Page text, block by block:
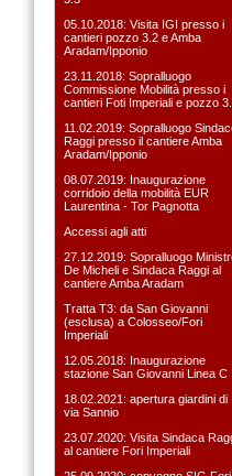
05.10.2018: Visita IGI presso i
cantieri pozzo 3.2 e Amba
Aradam/Ipponio
23.11.2018: Sopralluogo
Commissione Mobilità presso i
cantieri Foti Imperiali e pozzo
11.02.2019: Sopralluogo
Raggi presso il cantiere Amba
Aradam/Ipponio
08.07.2019: Inaugurazione
corridoio della mobilità EUR
Laurentina - Tor Pagnotta
Accessi agli atti
27.12.2019: Sopralluogo
De Micheli e Sindaca Raggi al
cantiere Amba Aradam
Tratta T3: da San Giovanni
(esclusa) a Colosseo/Fori
Imperiali
12.05.2018: Inaugurazione
stazione San Giovanni Linea C
18.02.2021: apertura giardini di
via Sannio
23.07.2020: Visita Sindaca
al cantiere Fori Imperiali